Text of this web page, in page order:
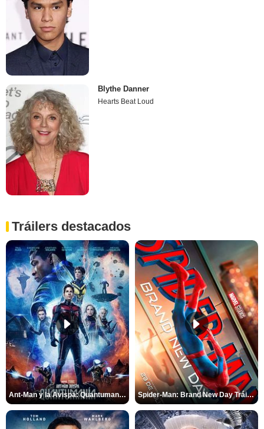
Blythe Danner
Hearts Beat Loud
Tráilers destacados
Ant-Man y la Avispa: Quantumanía Tráiler (2) Spider-Man: Brand New Day Tráiler (3)